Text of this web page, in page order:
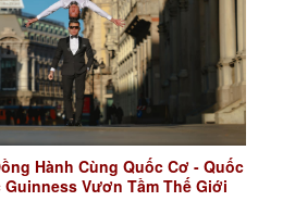
Hành Cùng Quốc Cơ - Quốc
Vươn Tầm Thế Giới